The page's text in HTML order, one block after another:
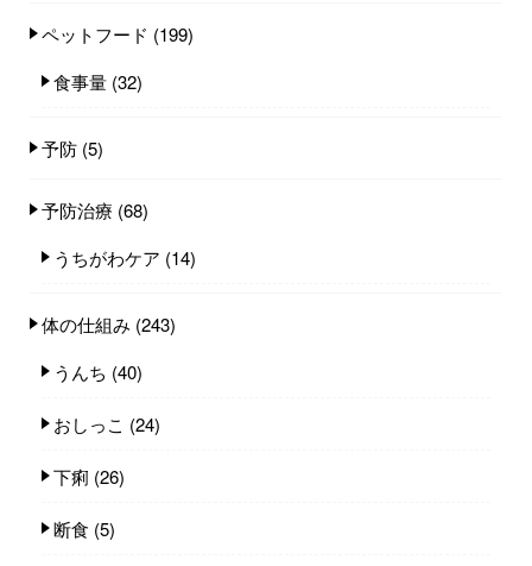
ペットフード (199)
食事量 (32)
予防 (5)
予防治療 (68)
うちがわケア (14)
体の仕組み (243)
うんち (40)
おしっこ (24)
下痢 (26)
断食 (5)